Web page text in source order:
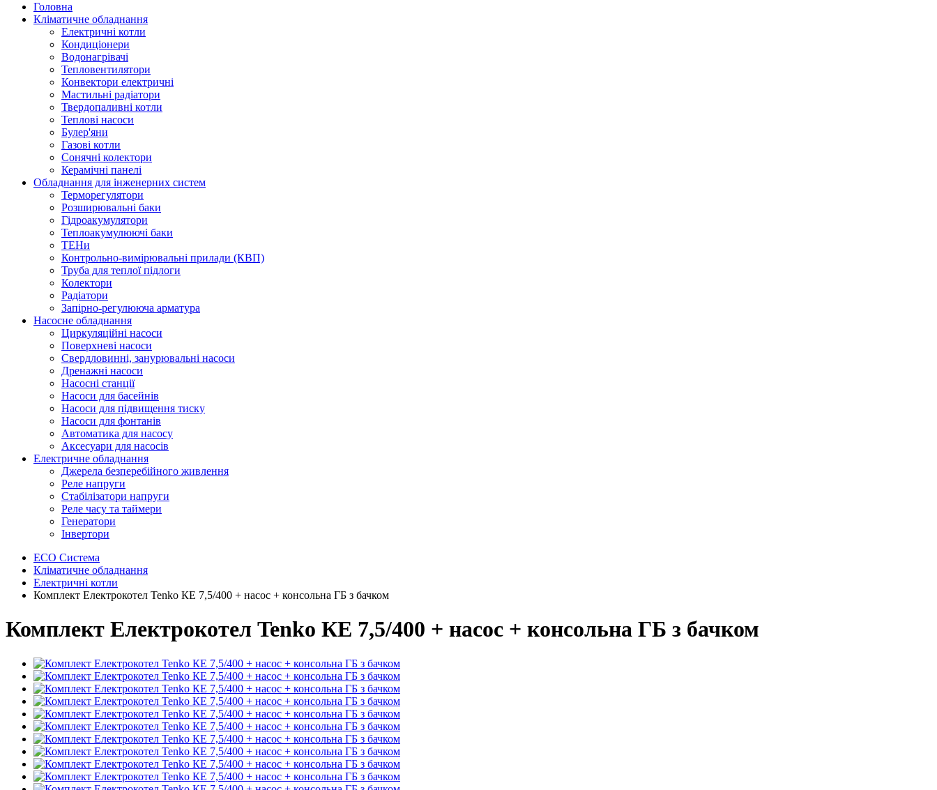
Головна
Кліматичне обладнання
Електричні котли
Кондиціонери
Водонагрівачі
Тепловентилятори
Конвектори електричні
Мастильні радіатори
Твердопаливні котли
Теплові насоси
Булер'яни
Газові котли
Сонячні колектори
Керамічні панелі
Обладнання для інженерних систем
Терморегулятори
Розширювальні баки
Гідроакумулятори
Теплоакумулюючі баки
ТЕНи
Контрольно-вимірювальні прилади (КВП)
Труба для теплої підлоги
Колектори
Радіатори
Запірно-регулююча арматура
Насосне обладнання
Циркуляційні насоси
Поверхневі насоси
Свердловинні, занурювальні насоси
Дренажні насоси
Насосні станції
Насоси для басейнів
Насоси для підвищення тиску
Насоси для фонтанів
Автоматика для насосу
Аксесуари для насосів
Електричне обладнання
Джерела безперебійного живлення
Реле напруги
Стабілізатори напруги
Реле часу та таймери
Генератори
Інвертори
ECO Система
Кліматичне обладнання
Електричні котли
Комплект Електрокотел Tenko КЕ 7,5/400 + насос + консольна ГБ з бачком
Комплект Електрокотел Tenko КЕ 7,5/400 + насос + консольна ГБ з бачком